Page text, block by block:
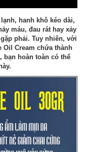
hanh khô kéo dài,
máu, đau rát hay xảy
phải. Tuy nhiên, với
Oil Cream chứa thành
bạn hoàn toàn có thể